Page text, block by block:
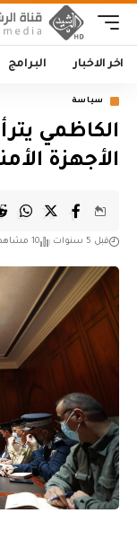
اخر الاخبار البرامج
سياسة
الكاظمي
الأجهزة
قبل 5 سنوات 10 مشاهدات